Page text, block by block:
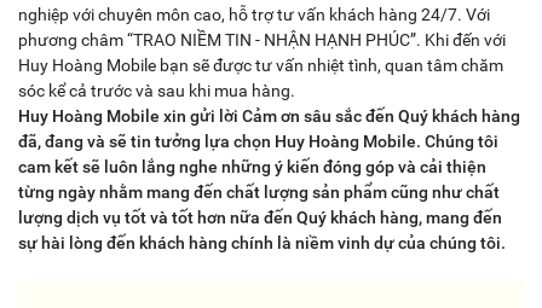
nghiệp với chuyên môn cao, hỗ trợ tư vấn khách hàng 24/7. Với
phương châm “TRAO NIỀM TIN - NHẬN HẠNH PHÚC”. Khi đến với
Huy Hoàng Mobile bạn sẽ được tư vấn nhiệt tình, quan tâm chăm
sóc kể cả trước và sau khi mua hàng.
Huy Hoàng Mobile xin gửi lời Cảm ơn sâu sắc đến Quý khách hàng
đã, đang và sẽ tin tưởng lựa chọn Huy Hoàng Mobile. Chúng tôi
cam kết sẽ luôn lắng nghe những ý kiến đóng góp và cải thiện
từng ngày nhằm mang đến chất lượng sản phẩm cũng như chất
lượng dịch vụ tốt và tốt hơn nữa đến Quý khách hàng, mang đến
sự hài lòng đến khách hàng chính là niềm vinh dự của chúng tôi.